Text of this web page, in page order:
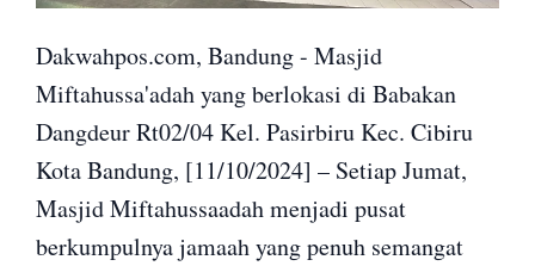
Dakwahpos.com, Bandung - Masjid
Miftahussa'adah yang berlokasi di Babakan
Dangdeur Rt02/04 Kel. Pasirbiru Kec. Cibiru
Kota Bandung, [11/10/2024] – Setiap Jumat,
Masjid Miftahussaadah menjadi pusat
berkumpulnya jamaah yang penuh semangat